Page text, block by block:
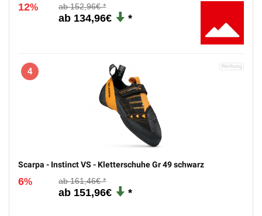
12% 152,96€
134,96€
4
Scarpa - Instinct VS - Kletterschuhe Gr 49 schwarz
6% 161,46€
151,96€